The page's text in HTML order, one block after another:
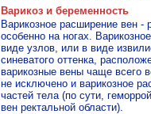
Варикоз и беременность
Варикозное расширение вен -
особенно на ногах.
виде узлов, или в виде
синеватого оттенка,
варикозные вены чаще всего
не исключено и варикозное
частей тела (по сути,
вен ректальной области).